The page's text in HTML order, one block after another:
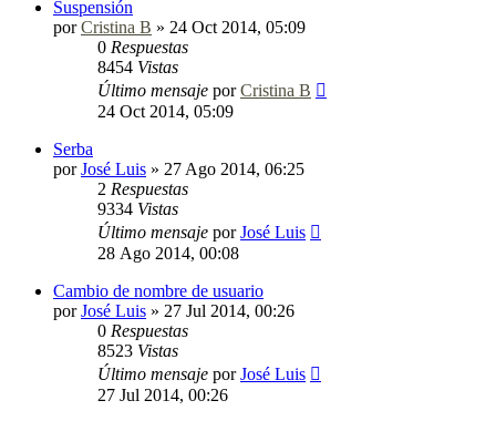
Suspensión
porCristina B » 24 Oct 2014, 05:09
0 Respuestas
8454 Vistas
Último mensaje porCristina B
24 Oct 2014, 05:09
Serba
porJosé Luis » 27 Ago 2014, 06:25
2 Respuestas
9334 Vistas
Último mensaje porJosé Luis
28 Ago 2014, 00:08
Cambio de nombre de usuario
porJosé Luis » 27 Jul 2014, 00:26
0 Respuestas
8523 Vistas
Último mensaje porJosé Luis
27 Jul 2014, 00:26